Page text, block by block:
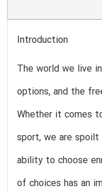
Introduction
The world we live
options, and the
Whether it comes
sport, we are
ability to choose
of choices has an